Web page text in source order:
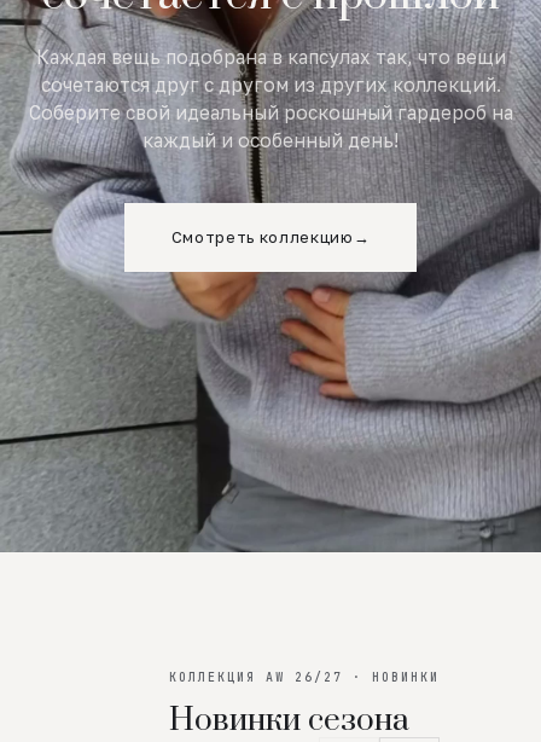
Каждая вещь подобрана в капсулах так, что вещи
сочетаются друг с другом из других коллекций.
Соберите свой идеальный роскошный гардероб на
каждый и особенный день!
Смотреть коллекцию →
КОЛЛЕКЦИЯ AW 26/27 · НОВИНКИ
Новинки сезона